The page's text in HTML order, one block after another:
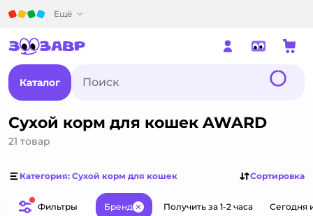
Ещё
Каталог
Сухой корм для кошек AWARD
21 товар
Категория: Сухой корм для кошек Сортировка
Фильтры Бренд ЗакрытьПолучить за 1-2 часа Сегодня